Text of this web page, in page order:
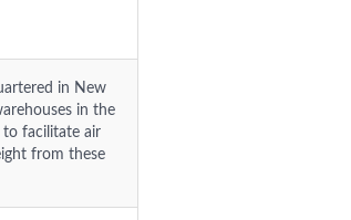
in New
in the
to facilitate air
from these